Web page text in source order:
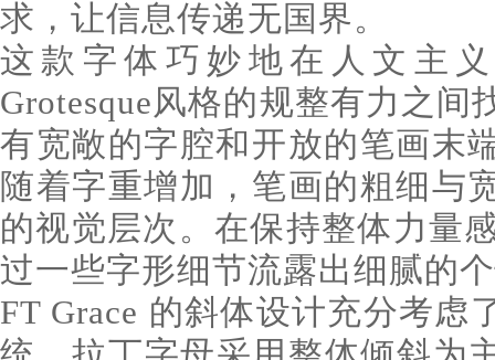
求，让信息传递无国界。
这款字体巧妙地在人文主
Grotesque风格的规整有力之间
有宽敞的字腔和开放的笔画末
随着字重增加，笔画的粗细与
的视觉层次。在保持整体力量
过一些字形细节流露出细腻的
FT Grace 的斜体设计充分考虑